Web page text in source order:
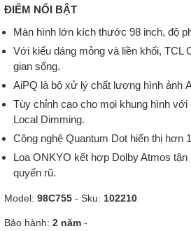
ĐIỂM NỔI BẬT
Màn hình lớn kích thước 98 inch, độ
Với kiểu dáng mỏng và liền khối, TCL
gian sống.
AiPQ là bộ xử lý chất lượng hình ảnh
Tùy chỉnh cao cho mọi khung hình với
Local Dimming.
Công nghệ Quantum Dot hiển thị hơn
Loa ONKYO kết hợp Dolby Atmos
quyến rũ.
Model: 98C755 - Sku: 102210
Bảo hành: 2 năm -